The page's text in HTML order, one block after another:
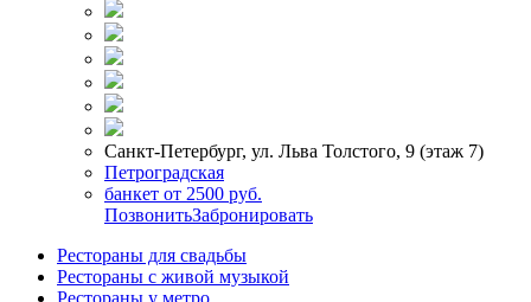
Санкт-Петербург, ул. Льва Толстого, 9 (этаж 7)
Петроградская
банкет от 2500 руб.
ПозвонитьЗабронировать
Рестораны для свадьбы
Рестораны с живой музыкой